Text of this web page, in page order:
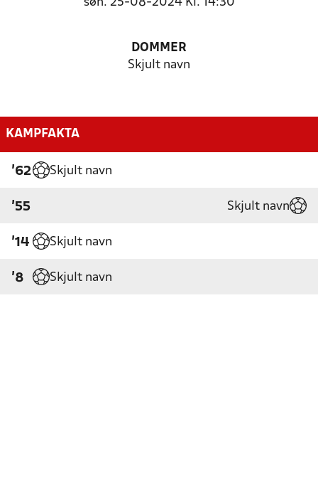
søn. 25-08-2024 Kl. 14:30
DOMMER
Skjult navn
KAMPFAKTA
'62 Skjult navn
'55 Skjult navn
'14 Skjult navn
'8 Skjult navn